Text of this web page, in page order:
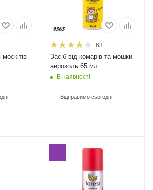
63
Засіб від комарів та мошки
аерозоль 65 мл
В наявності
Відправимо сьогодні